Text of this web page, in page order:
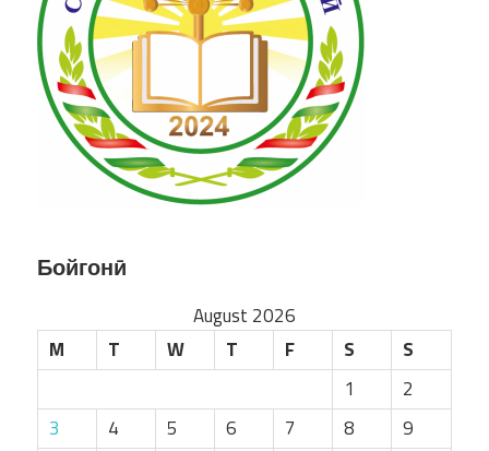
Бойгонӣ
August 2026
M
T W T F S
S
1
2
3
4 5 6 7 8
9